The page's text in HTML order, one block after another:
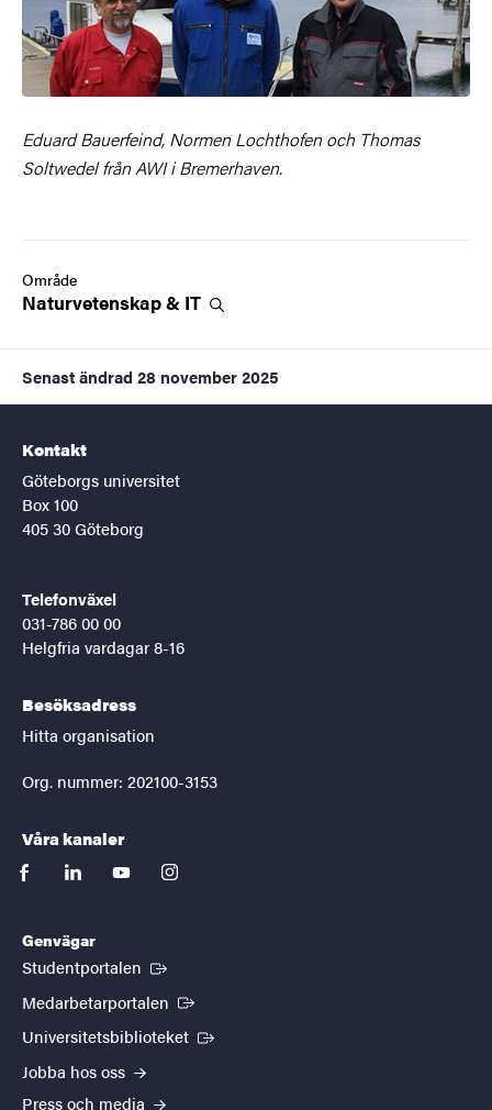
Eduard Bauerfeind, Normen Lochthofen och Thomas
Soltwedel från AWI i Bremerhaven.
Område
Naturvetenskap & IT
Senast ändrad 28 november 2025
Kontakt
Göteborgs universitet
Box 100
405 30 Göteborg
Telefonväxel
031-786 00 00
Helgfria vardagar 8-16
Besöksadress
Hitta organisation
Org. nummer: 202100-3153
Våra kanaler
facebooklinkedinyoutubeinstagram
Genvägar
Studentportalen (Extern länk)
Medarbetarportalen (Extern länk)
Universitetsbiblioteket (Extern länk)
Jobba hos oss
Press och media